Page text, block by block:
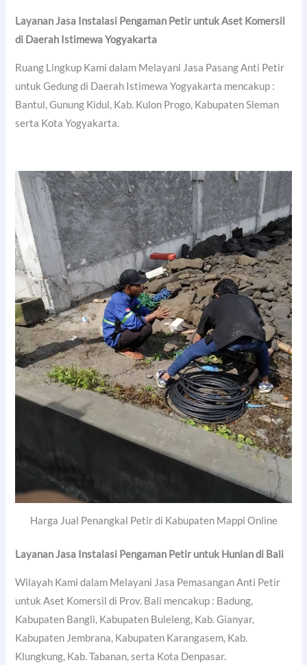
Layanan Jasa Instalasi Pengaman Petir untuk Aset Komersil
di Daerah Istimewa Yogyakarta
Ruang Lingkup Kami dalam Melayani Jasa Pasang Anti Petir
untuk Gedung di Daerah Istimewa Yogyakarta mencakup :
Bantul, Gunung Kidul, Kab. Kulon Progo, Kabupaten Sleman
serta Kota Yogyakarta.
Harga Jual Penangkal Petir di Kabupaten Mappi Online
Layanan Jasa Instalasi Pengaman Petir untuk Hunian di Bali
Wilayah Kami dalam Melayani Jasa Pemasangan Anti Petir
untuk Aset Komersil di Prov. Bali mencakup : Badung,
Kabupaten Bangli, Kabupaten Buleleng, Kab. Gianyar,
Kabupaten Jembrana, Kabupaten Karangasem, Kab.
Klungkung, Kab. Tabanan, serta Kota Denpasar.